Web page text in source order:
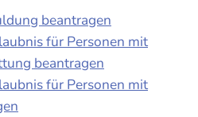
beantragen
für Personen mit
beantragen
für Personen mit